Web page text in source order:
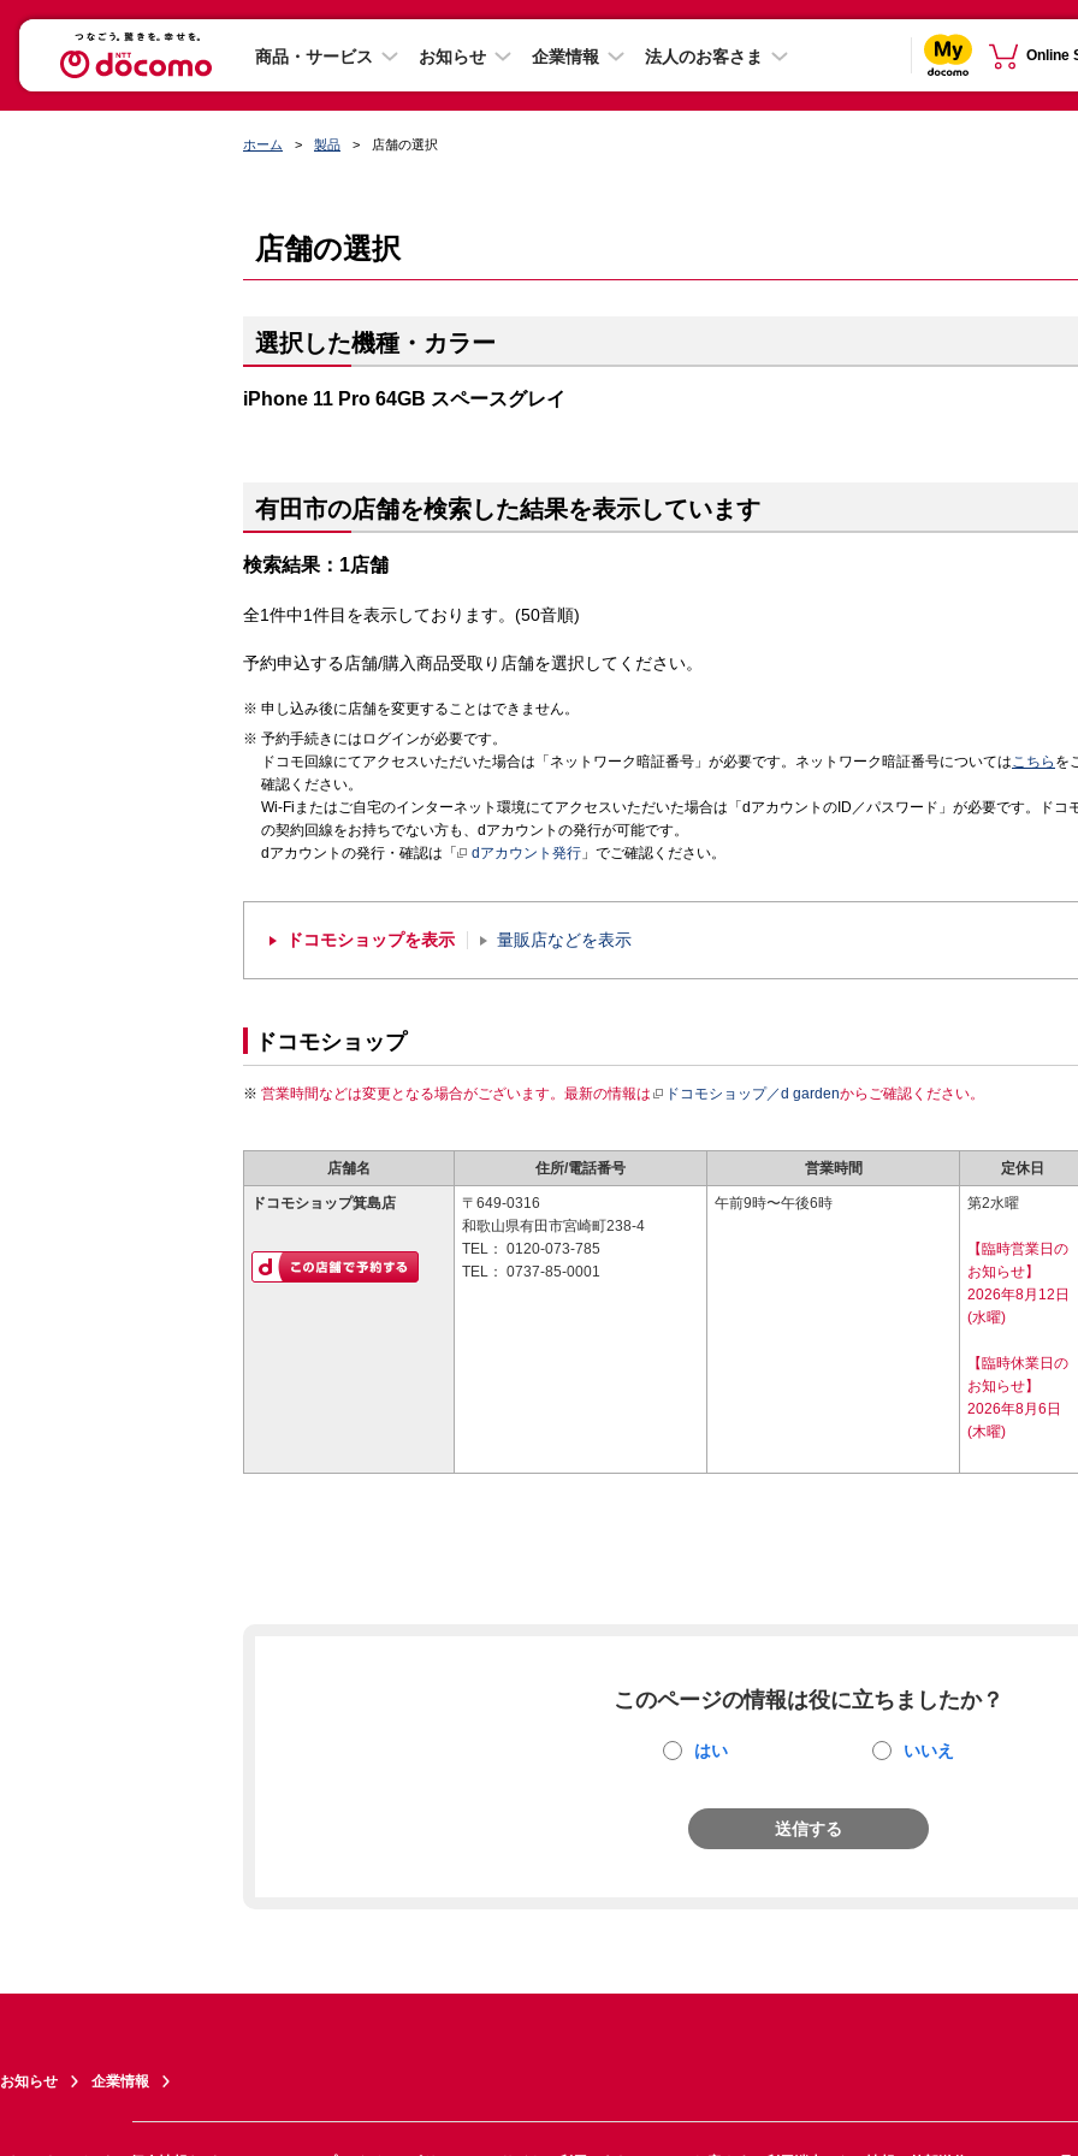
商品・サービス お知らせ 企業情報 法人のお客さま Online
ホーム 製品 店舗の選択
店舗の選択
選択した機種・カラー
iPhone 11 Pro 64GB スペースグレイ
有田市の店舗を検索した結果を表示しています
検索結果：1店舗
全1件中1件目を表示しております。(50音順)
予約申込する店舗/購入商品受取り店舗を選択してください。
申し込み後に店舗を変更することはできません。
予約手続きにはログインが必要です。
ドコモ回線にてアクセスいただいた場合は「ネットワーク暗証番号」が必要です。ネットワーク暗証番号についてはこちら を
確認ください。
Wi-Fiまたはご自宅のインターネット環境にてアクセスいただいた場合は「dアカウントのID／パスワード」が必要です。ドコ
の契約回線をお持ちでない方も、dアカウントの発行が可能です。
dアカウントの発行・確認は「
dアカウント発行 」でご確認ください。
ドコモショップを表示 量販店などを表示
ドコモショップ
営業時間などは変更となる場合がございます。最新の情報は ドコモショップ／d gardenからご確認ください。
店舗名 住所/電話番号 営業時間 定休日
ドコモショップ箕島店
〒649-0316
和歌山県有田市宮崎町238-4
TEL： 0120-073-785
TEL： 0737-85-0001
午前9時〜午後6時 第2水曜
【臨時営業日の
お知らせ】
2026年8月12日
(水曜)
【臨時休業日の
お知らせ】
2026年8月6日
(木曜)
このページの情報は役に立ちましたか？
はい いいえ
送信する
お知らせ 企業情報